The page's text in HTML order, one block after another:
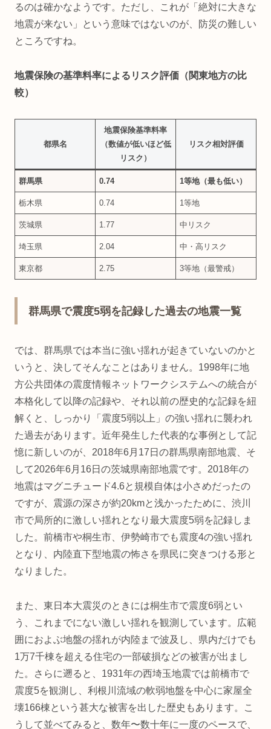
るのは確かなようです。ただし、これが「絶対に大きな
地震が来ない」という意味ではないのが、防災の難しい
ところですね。
地震保険の基準料率によるリスク評価（関東地方の比
較）
都県名
地震保険基準料率
（数値が低いほど低
リスク）
リスク相対評価
群馬県 0.74 1等地（最も低い）
栃木県 0.74 1等地
茨城県 1.77 中リスク
埼玉県 2.04 中・高リスク
東京都 2.75 3等地（最警戒）
群馬県で震度5弱を記録した過去の地震一覧
では、群馬県では本当に強い揺れが起きていないのかと
いうと、決してそんなことはありません。1998年に地
方公共団体の震度情報ネットワークシステムへの統合が
本格化して以降の記録や、それ以前の歴史的な記録を紐
解くと、しっかり「震度5弱以上」の強い揺れに襲われ
た過去があります。近年発生した代表的な事例として記
憶に新しいのが、2018年6月17日の群馬県南部地震、そ
して2026年6月16日の茨城県南部地震です。2018年の
地震はマグニチュード4.6と規模自体は小さめだったの
ですが、震源の深さが約20kmと浅かったために、渋川
市で局所的に激しい揺れとなり最大震度5弱を記録しま
した。前橋市や桐生市、伊勢崎市でも震度4の強い揺れ
となり、内陸直下型地震の怖さを県民に突きつける形と
なりました。
また、東日本大震災のときには桐生市で震度6弱とい
う、これまでにない激しい揺れを観測しています。広範
囲におよぶ地盤の揺れが内陸まで波及し、県内だけでも
1万7千棟を超える住宅の一部破損などの被害が出まし
た。さらに遡ると、1931年の西埼玉地震では前橋市で
震度5を観測し、利根川流域の軟弱地盤を中心に家屋全
壊166棟という甚大な被害を出した歴史もあります。こ
うして並べてみると、数年〜数十年に一度のペースで、